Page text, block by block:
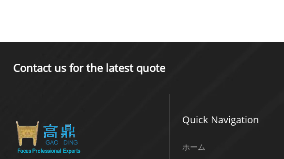
Contact us for the latest quote
Quick Navigation
ホーム